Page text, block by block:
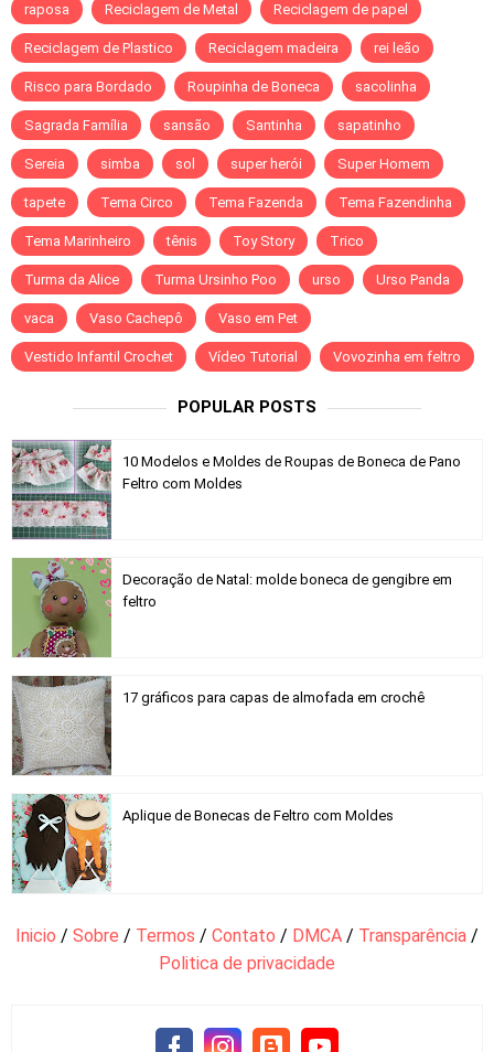
raposa Reciclagem de Metal Reciclagem de papel
Reciclagem de Plastico Reciclagem madeira rei leão
Risco para Bordado Roupinha de Boneca sacolinha
Sagrada Família sansão Santinha sapatinho
Sereia simba sol super herói Super Homem
tapete Tema Circo Tema Fazenda Tema Fazendinha
Tema Marinheiro tênis Toy Story Trico
Turma da Alice Turma Ursinho Poo urso Urso Panda
vaca Vaso Cachepô Vaso em Pet
Vestido Infantil Crochet Vídeo Tutorial Vovozinha em feltro
POPULAR POSTS
10 Modelos e Moldes de Roupas de Boneca de Pano
Feltro com Moldes
Decoração de Natal: molde boneca de gengibre em
feltro
17 gráficos para capas de almofada em crochê
Aplique de Bonecas de Feltro com Moldes
Inicio / Sobre / Termos / Contato / DMCA / Transparência /
Politica de privacidade